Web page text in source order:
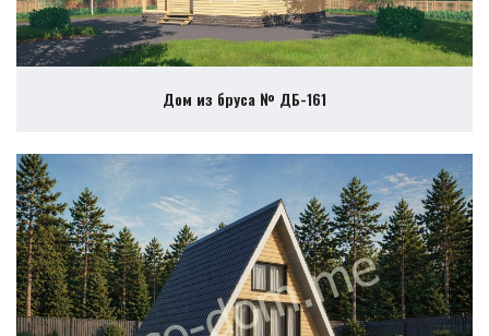
Дом из бруса № ДБ-161